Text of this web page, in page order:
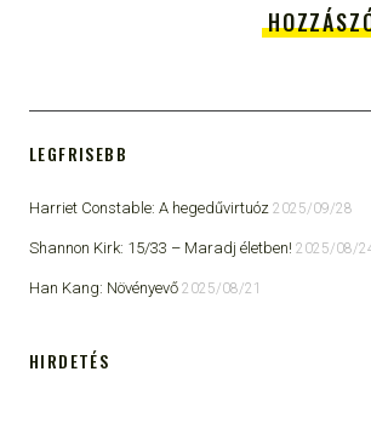
LEGFRISEBB
Harriet Constable: A hegedűvirtuóz 2025/09/28
Shannon Kirk: 15/33 ​– Maradj életben! 2025/08/
Han Kang: Növényevő 2025/08/21
HIRDETÉS